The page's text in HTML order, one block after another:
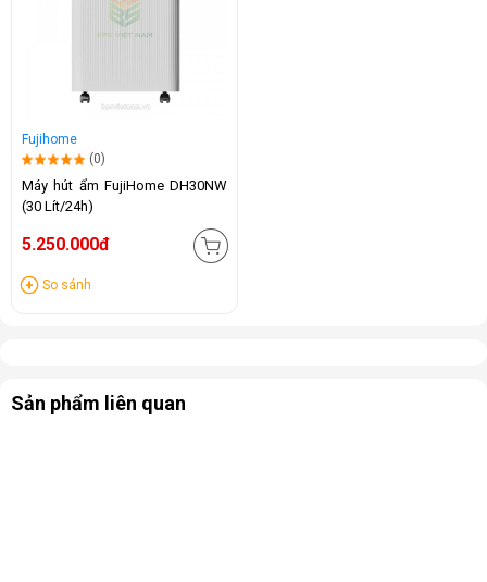
Fujihome
(0)
Máy hút ẩm FujiHome DH30NW
(30 Lít/24h)
5.250.000đ
So sánh
Sản phẩm liên quan